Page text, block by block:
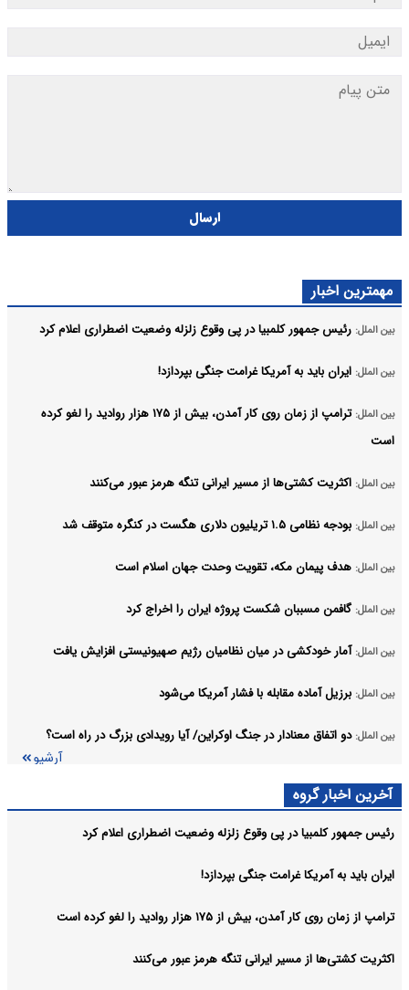
ارسال
مهمترین اخبار
بین الملل: رئیس جمهور کلمبیا در پی وقوع زلزله وضعیت اضطراری اعلام کرد
بین الملل: ایران باید به آمریکا غرامت جنگی بپردازد!
بین الملل:
ترامپ از زمان روی کار آمدن، بیش از ۱۷۵ هزار روادید را لغو کرده
است
بین الملل: اکثریت کشتی‌ها از مسیر ایرانی تنگه هرمز عبور می‌کنند
بین الملل: بودجه نظامی ۱.۵ تریلیون دلاری هگست در کنگره متوقف شد
بین الملل: هدف پیمان مکه، تقویت وحدت جهان اسلام است
بین الملل: گافمن مسببان شکست پروژه ایران را اخراج کرد
بین الملل: آمار خودکشی در میان نظامیان رژیم صهیونیستی افزایش یافت
بین الملل: برزیل آماده مقابله با فشار آمریکا می‌شود
بین الملل: دو اتفاق معنادار در جنگ اوکراین/ آیا رویدادی بزرگ در راه است؟
آرشیو
آخرین اخبار گروه
رئیس جمهور کلمبیا در پی وقوع زلزله وضعیت اضطراری اعلام کرد
ایران باید به آمریکا غرامت جنگی بپردازد!
ترامپ از زمان روی کار آمدن، بیش از ۱۷۵ هزار روادید را لغو کرده است
اکثریت کشتی‌ها از مسیر ایرانی تنگه هرمز عبور می‌کنند